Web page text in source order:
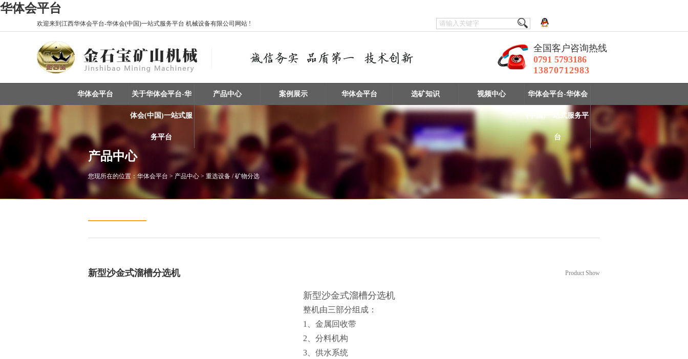
华体会平台
欢迎来到江西华体会平台-华体会(中国)一站式服务平台 机械设备有限公司网站 !
全国客户咨询热线
0791 5793186
13870712983
华体会平台 关于华体会平台-华
体会(中国)一站式服
务平台
产品中心 案例展示 华体会平台 选矿知识 视频中心 华体会平台-华体会
(中国)一站式服务平
台
产品中心
您现所在的位置： 华体会平台 > 产品中心 > 重选设备 / 矿物分选
Product Show
新型沙金式溜槽分选机
新型沙金式溜槽分选机
整机由三部分组成：
1、金属回收带
2、分料机构
3、供水系统